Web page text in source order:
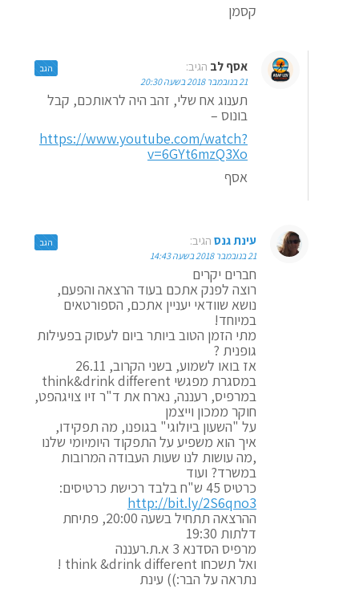
קסמן
אסף לב הגיב:
21 בנובמבר 2018 בשעה 20:30
תענוג אח שלי, זהב היה לראותכם, קבל
בונוס –
https://www.youtube.com/watch?
v=6GYt6mzQ3Xo
אסף
הגב
עינת גנס הגיב:
21 בנובמבר 2018 בשעה 14:43
חברים יקרים
רוצה לפנק אתכם בעוד הרצאה והפעם,
נושא שוודאי יעניין אתכם, הספורטאים
במיוחד!
מתי הזמן הטוב ביותר ביום לעסוק בפעילות
גופנית ?
אז בואו לשמוע, בשני הקרוב, 26.11
במסגרת מפגשי think&drink different
במרפיס, רעננה, נארח את ד"ר זיו צויגהפט,
חוקר ממכון וייצמן
על "השעון ביולוגי" בגופנו, מה תפקידו,
איך הוא משפיע על התפקוד היומיומי שלנו
,מה עושות לנו שעות העבודה המרובות
במשרד? ועוד
כרטיס 45 ש"ח בלבד רכישת כרטיסים:
http://bit.ly/2S6qno3
ההרצאה תתחיל בשעה 20:00, פתיחת
דלתות 19:30
מרפיס הסדנא 3 א.ת.רעננה
ואל תשכחו think &drink different !
נתראה על הבר:)) עינת
הגב